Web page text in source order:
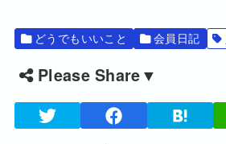
どうでもいいこと 会員日記
Please Share▼